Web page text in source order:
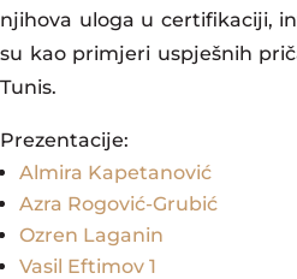
njihova uloga u certifikaciji,
su kao primjeri uspješnih
Tunis.
Prezentacije:
Almira Kapetanović
Azra Rogović-Grubić
Ozren Laganin
Vasil Eftimov 1